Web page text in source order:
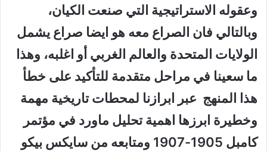
وعقوله الاستراتيجية التي صنعت الكيان،
وبالتالي فان الصراع معه هو ايضا صراع يشمل
الولايات المتحدة والعالم الغربي أو اغلبه، وهذا
ما سعينا في مراحل متقدمة للتأكيد على خطأ
هذا المنهج عبر ابرازنا لمحطات تاريخية مهمة
وخطيرة ابرزها اهمية تحليل ماورد في مؤتمر
كامبل 1905-1907 ومتابعه من سايكس بيكو